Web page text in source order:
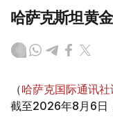
哈萨克斯坦黄
（哈萨克国际通讯社
截至2026年8月6日